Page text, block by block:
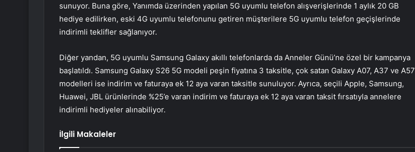
sunuyor. Buna göre, Yanımda üzerinden yapılan 5G uyumlu telefon alışverişlerinde 1 aylık 20 GB
hediye edilirken, eski 4G uyumlu telefonunu getiren müşterilere 5G uyumlu telefon geçişlerinde
indirimli teklifler sağlanıyor.
Diğer yandan, 5G uyumlu Samsung Galaxy akıllı telefonlarda da Anneler Günü’ne özel bir kampanya
başlatıldı. Samsung Galaxy S26 5G modeli peşin fiyatına 3 taksitle, çok satan Galaxy A07, A37 ve A57
modelleri ise indirim ve faturaya ek 12 aya varan taksitle sunuluyor. Ayrıca, seçili Apple, Samsung,
Huawei, JBL ürünlerinde %25’e varan indirim ve faturaya ek 12 aya varan taksit fırsatıyla annelere
indirimli hediyeler alınabiliyor.
İlgili Makaleler